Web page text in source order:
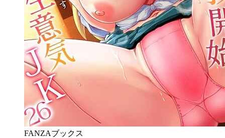
FANZAブックス